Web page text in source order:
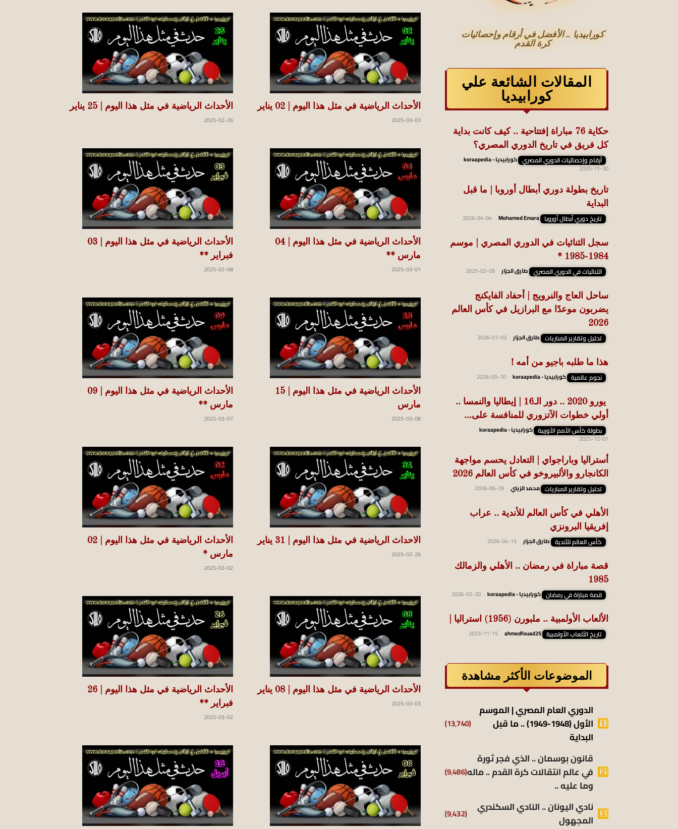
الأحداث الرياضية في مثل هذا اليوم | 25 يناير
2025-02-26
الأحداث الرياضية في مثل هذا اليوم | 02 يناير
2025-03-03
الأحداث الرياضية في مثل هذا اليوم | 03
فبراير **
2025-02-08
الأحداث الرياضية في مثل هذا اليوم | 04
مارس **
2025-03-01
الأحداث الرياضية في مثل هذا اليوم | 09
مارس **
2025-03-07
الأحداث الرياضية في مثل هذا اليوم | 15
مارس
2025-03-08
الأحداث الرياضية في مثل هذا اليوم | 02
مارس *
2025-03-02
الاحداث الرياضية في مثل هذا اليوم | ‫‬31 يناير
2025-02-26
الأحداث الرياضية في مثل هذا اليوم | 26
فبراير **
2025-03-02
الأحداث الرياضية في مثل هذا اليوم | 08 يناير
2025-03-03
كورابيديا .. الأفضل في أرقام وإحصائيات
كرة القدم
المقالات الشائعة علي
كورابيديا
حكاية 76 مباراة إفتتاحية .. كيف كانت بداية
كل فريق في تاريخ الدوري المصري؟
أرقام وإحصائيات الدوري المصري كورابيديا - koraapedia
2025-11-30
تاريخ بطولة دوري أبطال أوروبا | ما قبل
البداية
تاريخ دوري أبطال أوروبا Mohamed Emara
2026-04-04
سجل الثنائيات في الدوري المصري | موسم
1984-1985 *
الثنائيات في الدوري المصري طارق الجزار 2025-02-09
ساحل العاج والنرويج | أحفاد الفايكنج
يضربون موعدًا مع البرازيل في كأس العالم
2026
تحليل وتقارير المباريات طارق الجزار 2026-07-03
هذا ما طلبه باجيو من أمه !
نجوم عالمية كورابيديا - koraapedia 2026-05-10
يورو 2020 .. دور الـ16 | إيطاليا والنمسا ..
أولي خطوات الآتزوري للمنافسة على...
بطولة كأس الأمم الأوربية كورابيديا - koraapedia
2025-12-01
أستراليا وباراجواي | التعادل يحسم مواجهة
الكانجارو والألبيروخو في كأس العالم 2026
تحليل وتقارير المباريات محمد الزيني 2026-06-29
الأهلي في كأس العالم للأندية .. عراب
إفريقيا البرونزي
كأس العالم للأندية طارق الجزار 2026-04-13
قصة مباراة في رمضان .. الأهلي والزمالك
1985
قصة مباراة في رمضان كورابيديا - koraapedia 2026-02-20
الألعاب الأولمبية .. ملبورن (1956) استراليا |
تاريخ الألعاب الأولمبية ahmedfouad25
2023-11-15
الموضوعات الأكثر مشاهدة
الدوري العام المصري | الموسم
الأول (1948-1949) .. ما قبل
البداية
(13٬740)
قانون بوسمان .. الذي فجر ثورة
في عالم انتقالات كرة القدم .. ماله
وما عليه ..
(9٬486)
نادي اليونان .. النادي السكندري
المجهول
(9٬432)